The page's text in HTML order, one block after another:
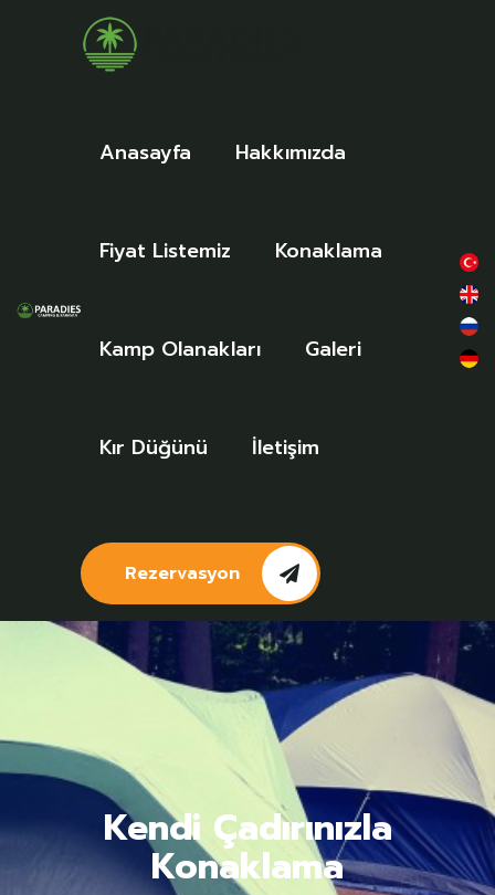
Anasayfa Hakkımızda
Fiyat Listemiz Konaklama
Kamp Olanakları Galeri
Kır Düğünü İletişim
Rezervasyon
Kendi Çadırınızla
Konaklama